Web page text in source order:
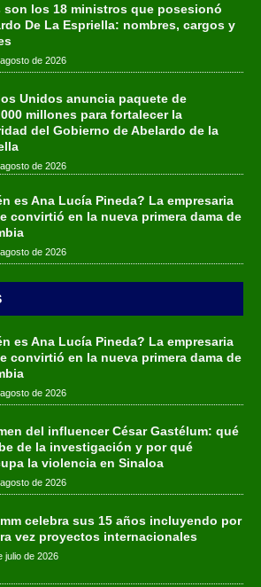
son los 18 ministros que posesionó
De La Espriella: nombres, cargos y
de 2026
Unidos anuncia paquete de
millones para fortalecer la
del Gobierno de Abelardo de la
de 2026
es Ana Lucía Pineda? La empresaria
convirtió en la nueva primera dama de
de 2026
es Ana Lucía Pineda? La empresaria
convirtió en la nueva primera dama de
de 2026
del influencer César Gastélum: qué
de la investigación y por qué
la violencia en Sinaloa
de 2026
celebra sus 15 años incluyendo por
vez proyectos internacionales
julio de 2026